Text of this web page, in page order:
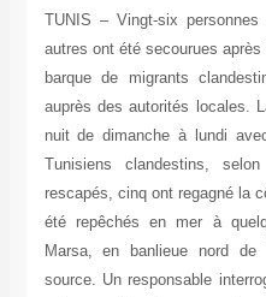
TUNIS – Vingt-six
autres ont été secourues
barque de migrants
auprès des autorités locales.
nuit de dimanche à lundi
Tunisiens clandestins,
rescapés, cinq ont regagné la
été repêchés en mer à
Marsa, en banlieue nord
source. Un responsable